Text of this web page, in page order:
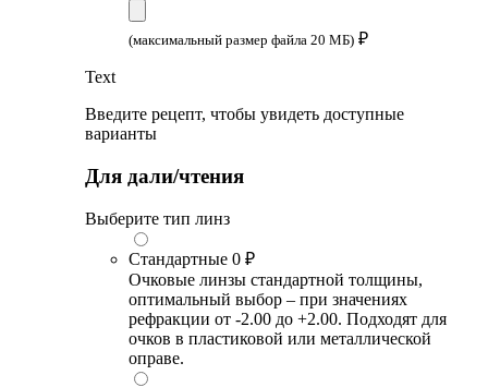
(максимальный размер файла 20 МБ) ₽
Text
Введите рецепт, чтобы увидеть доступные
варианты
Для дали/чтения
Выберите тип линз
Стандартные 0 ₽
Очковые линзы стандартной толщины,
оптимальный выбор – при значениях
рефракции от -2.00 до +2.00. Подходят для
очков в пластиковой или металлической
оправе.